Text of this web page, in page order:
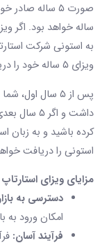
صورت ۵ ساله
ساله خواهد بود. اگر
به استونی شرکت
ویزای ۵ ساله خود را دریافت کنید.
پس از ۵ سال
داشت و
کرده باشید و به زبان
استونی را دریافت
مزایایویزای
دسترسی به
امکان ورود به
فرآیند آسان: